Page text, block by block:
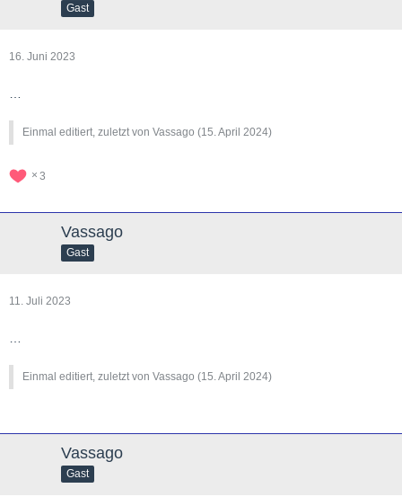
Gast
16. Juni 2023
Einmal editiert, zuletzt von Vassago (15. April 2024)
3
Vassago
Gast
11. Juli 2023
Einmal editiert, zuletzt von Vassago (15. April 2024)
Vassago
Gast